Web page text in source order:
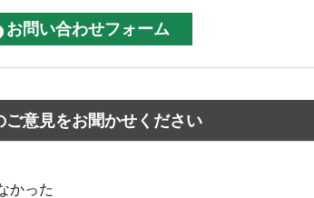
意見をお聞かせください
かった